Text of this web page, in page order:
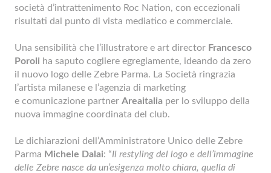
società d’intrattenimento Roc Nation, con eccezionali
risultati dal punto di vista mediatico e commerciale.
Una sensibilità che l’illustratore e art director Francesco
Poroli ha saputo cogliere egregiamente, ideando da zero
il nuovo logo delle Zebre Parma. La Società ringrazia
l’artista milanese e l’agenzia di marketing
e comunicazione partnerAreaitalia per lo sviluppo della
nuova immagine coordinata del club.
Le dichiarazioni dell’Amministratore Unico delle Zebre
Parma Michele Dalai: “Il restyling del logo e dell’immagine
delle Zebre nasce da un’esigenza molto chiara, quella di